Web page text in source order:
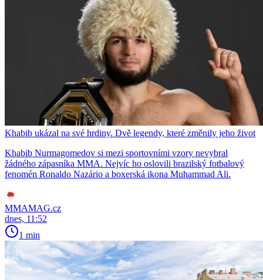
Khabib ukázal na své hrdiny. Dvě legendy, které změnily jeho život
Khabib Nurmagomedov si mezi sportovními vzory nevybral
žádného zápasníka MMA. Nejvíc ho oslovili brazilský fotbalový
fenomén Ronaldo Nazário a boxerská ikona Muhammad Ali.
MMAMAG.cz
dnes, 11:52
1 min